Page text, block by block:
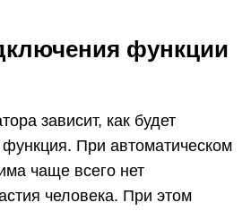
функции
зависит, как будет
При автоматическом
чаще всего нет
человека. При этом